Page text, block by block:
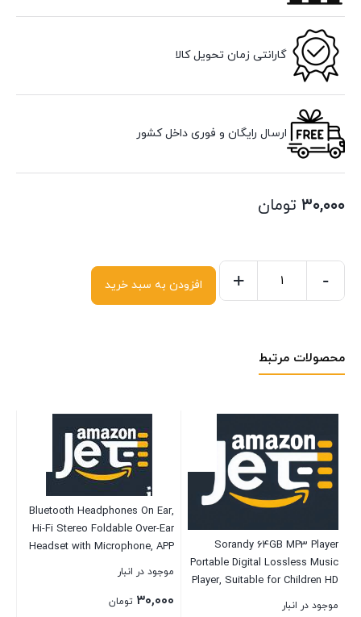
گارانتی زمان تحویل کالا
ارسال رایگان و فوری داخل کشور
۳۰,۰۰۰ تومان
-
+ افزودن به سبد خرید
محصولات مرتبط
Sorandy 64GB MP3 Player
Portable Digital Lossless Music
Player, Suitable for Children HD
Sound Quality No Phone
موجود در انبار
Bluetooth Headphones On Ear,
Hi-Fi Stereo Foldable Over-Ear
Headset with Microphone, APP
to Control Headphones, Soft
Radio Wired and Wireless
موجود در انبار
۳۰,۰۰۰ تومان